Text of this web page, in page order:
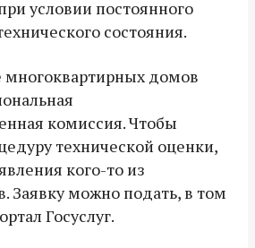
условии постоянного
состояния.
многоквартирных домов
комиссия. Чтобы
технической оценки,
кого-то из
Заявку можно подать, в том
Госуслуг.